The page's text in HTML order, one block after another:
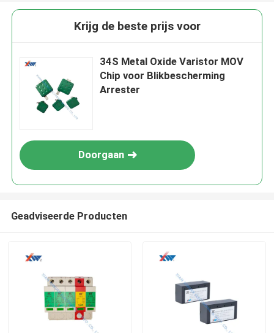
Krijg de beste prijs voor
34S Metal Oxide Varistor MOV
Chip voor Blikbescherming
Arrester
Doorgaan
Geadviseerde Producten